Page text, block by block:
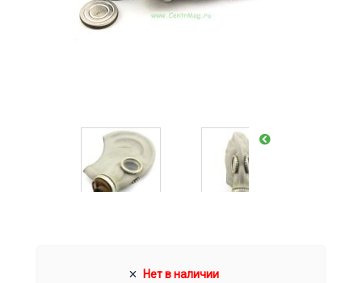
Нет в наличии